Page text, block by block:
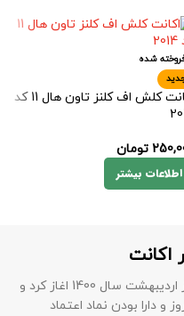
شده
اکانت کلش اف کلنز تاون هال 11 کد
تومان
اطلاعات بیشتر
اکانت
وبسایت کامیار اکانت فعالیت خود را از اردیبهشت سال 1400 اغاز کرد و
سفارش در روز و دارا بودن نماد اعتماد